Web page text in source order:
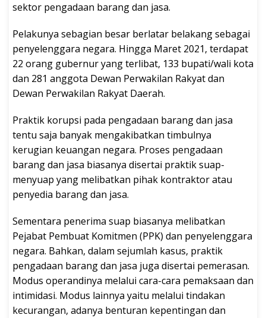
sektor pengadaan barang dan jasa.
Pelakunya sebagian besar berlatar belakang sebagai
penyelenggara negara. Hingga Maret 2021, terdapat
22 orang gubernur yang terlibat, 133 bupati/wali kota
dan 281 anggota Dewan Perwakilan Rakyat dan
Dewan Perwakilan Rakyat Daerah.
Praktik korupsi pada pengadaan barang dan jasa
tentu saja banyak mengakibatkan timbulnya
kerugian keuangan negara. Proses pengadaan
barang dan jasa biasanya disertai praktik suap-
menyuap yang melibatkan pihak kontraktor atau
penyedia barang dan jasa.
Sementara penerima suap biasanya melibatkan
Pejabat Pembuat Komitmen (PPK) dan penyelenggara
negara. Bahkan, dalam sejumlah kasus, praktik
pengadaan barang dan jasa juga disertai pemerasan.
Modus operandinya melalui cara-cara pemaksaan dan
intimidasi. Modus lainnya yaitu melalui tindakan
kecurangan, adanya benturan kepentingan dan